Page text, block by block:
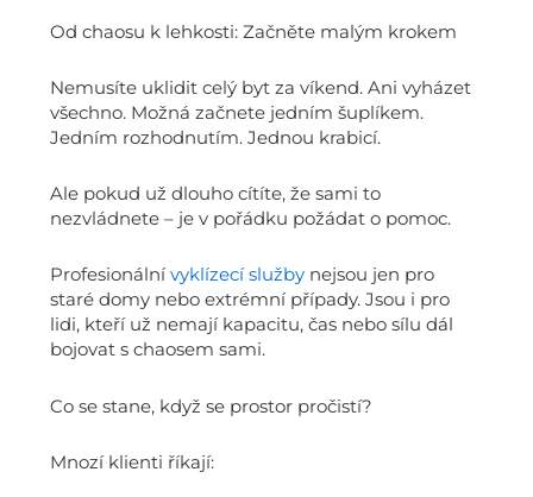
Od chaosu k lehkosti: Začněte malým krokem
Nemusíte uklidit celý byt za víkend. Ani vyházet
všechno. Možná začnete jedním šuplíkem.
Jedním rozhodnutím. Jednou krabicí.
Ale pokud už dlouho cítíte, že sami to
nezvládnete – je v pořádku požádat o pomoc.
Profesionálnívyklízecí služby nejsou jen pro
staré domy nebo extrémní případy. Jsou i pro
lidi, kteří už nemají kapacitu, čas nebo sílu dál
bojovat s chaosem sami.
Co se stane, když se prostor pročistí?
Mnozí klienti říkají: